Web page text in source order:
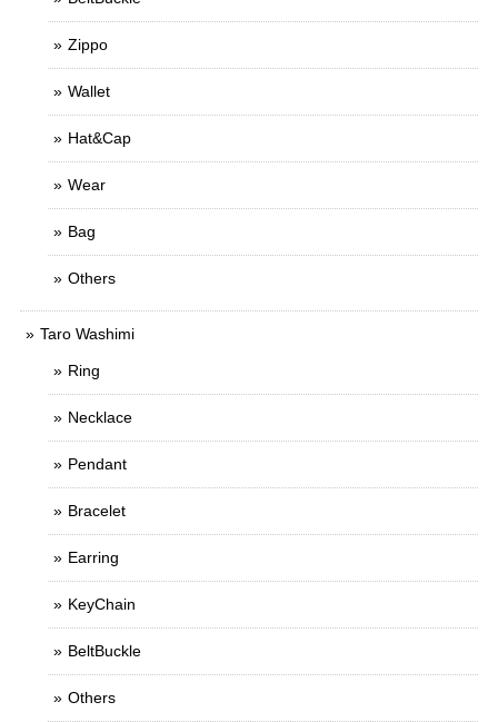
Zippo
Wallet
Hat&Cap
Wear
Bag
Others
Taro Washimi
Ring
Necklace
Pendant
Bracelet
Earring
KeyChain
BeltBuckle
Others